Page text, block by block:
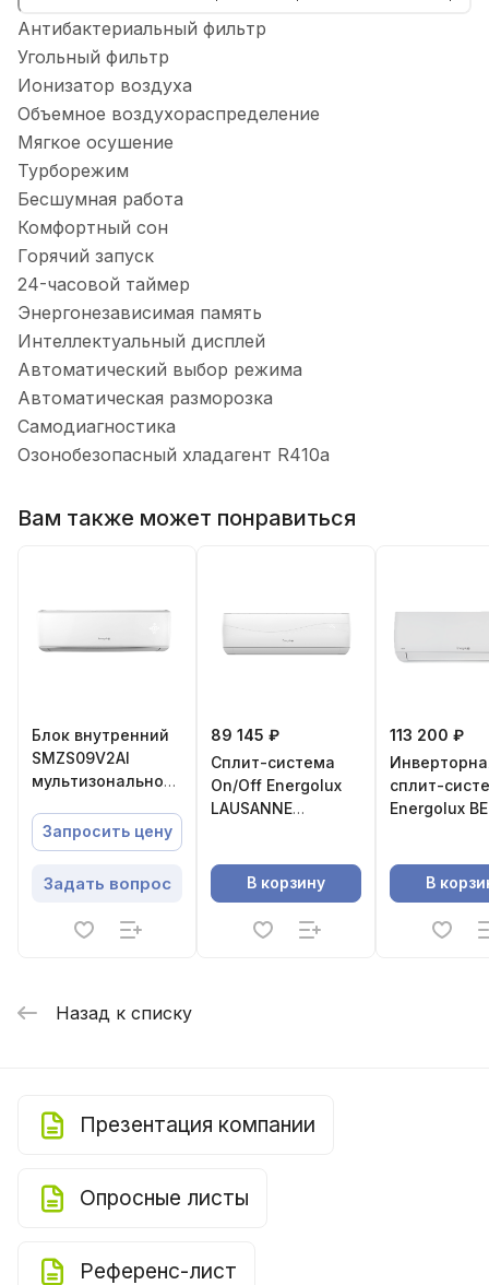
Антибактериальный фильтр
Угольный фильтр
Ионизатор воздуха
Объемное воздухораспределение
Мягкое осушение
Турборежим
Бесшумная работа
Комфортный сон
Горячий запуск
24-часовой таймер
Энергонезависимая память
Интеллектуальный дисплей
Автоматический выбор режима
Автоматическая разморозка
Самодиагностика
Озонобезопасный хладагент R410a
Вам также может понравиться
Блок внутренний
SMZS09V2AI
мультизональной
Запросить цену
Задать вопрос
89 145 ₽
Сплит-система
On/Off Energolux
LAUSANNE
В корзину
113 200 ₽
сплит-
Energolux
В
Назад к списку
Презентация компании
Опросные листы
Референс-лист